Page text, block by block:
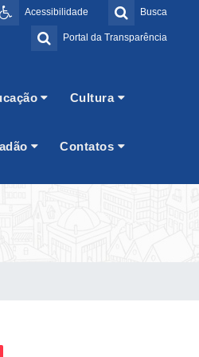
Busca
Acessibilidade
Portal da Transparência
Cultura
Contatos